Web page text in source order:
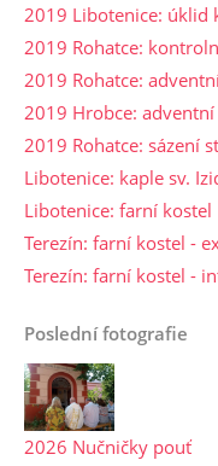
2019 Libotenice: úklid
2019 Rohatce:
2019 Rohatce:
2019 Hrobce:
2019 Rohatce: sázení
Libotenice: kaple sv.
Libotenice: farní kostel
Terezín: farní kostel -
Terezín: farní kostel -
Poslední fotografie
2026 Nučničky pouť